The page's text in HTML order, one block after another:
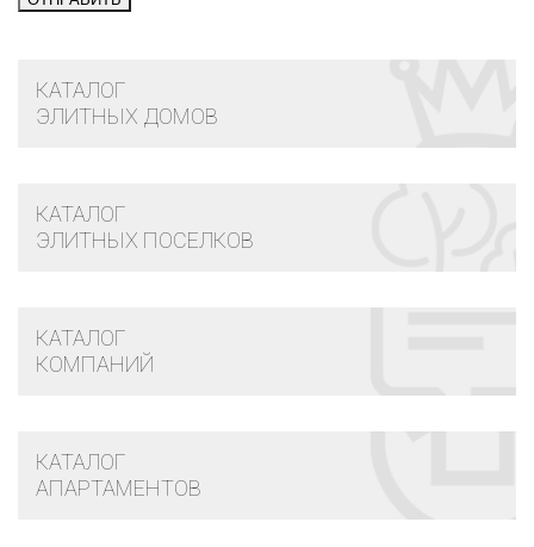
КАТАЛОГ
ЭЛИТНЫХ ДОМОВ
КАТАЛОГ
ЭЛИТНЫХ ПОСЕЛКОВ
КАТАЛОГ
КОМПАНИЙ
КАТАЛОГ
АПАРТАМЕНТОВ